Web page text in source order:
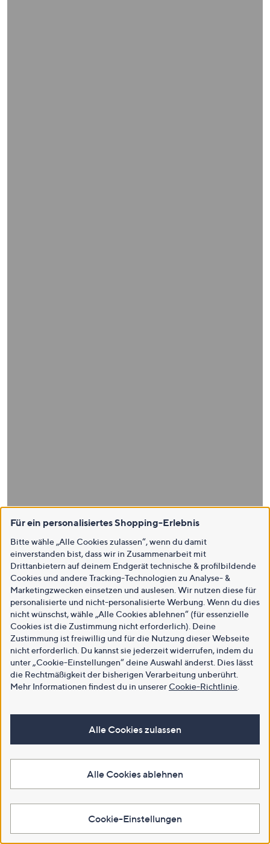
Für ein personalisiertes Shopping-Erlebnis
Bitte wähle „Alle Cookies zulassen“, wenn du damit
einverstanden bist, dass wir in Zusammenarbeit mit
Drittanbietern auf deinem Endgerät technische & profilbildende
Cookies und andere Tracking-Technologien zu Analyse- &
Marketingzwecken einsetzen und auslesen. Wir nutzen diese für
personalisierte und nicht-personalisierte Werbung. Wenn du dies
nicht wünschst, wähle „Alle Cookies ablehnen“ (für essenzielle
Cookies ist die Zustimmung nicht erforderlich). Deine
Zustimmung ist freiwillig und für die Nutzung dieser Webseite
nicht erforderlich. Du kannst sie jederzeit widerrufen, indem du
unter „Cookie-Einstellungen“ deine Auswahl änderst. Dies lässt
die Rechtmäßigkeit der bisherigen Verarbeitung unberührt.
Mehr Informationen findest du in unsererCookie-Richtlinie
Alle Cookies zulassen
Alle Cookies ablehnen
Cookie-Einstellungen